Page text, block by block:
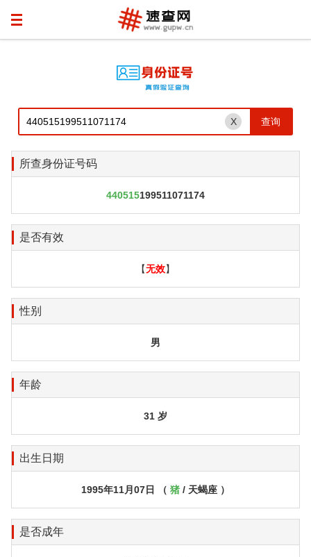
X
所查身份证号码
440515199511071174
是否有效
【无效】
性别
男
年龄
31 岁
出生日期
1995年11月07日 （ 猪 / 天蝎座 ）
是否成年